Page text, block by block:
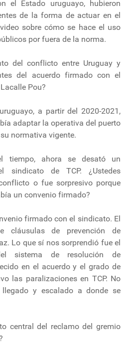
el Estado uruguayo, hubieron
de la forma de actuar en el
sobre cómo se hace el uso
por fuera de la norma.
del conflicto entre Uruguay y
del acuerdo firmado con el
Pou?
a partir del 2020-2021,
adaptar la operativa del puerto
normativa vigente.
tiempo, ahora se desató un
sindicato de TCP. ¿Ustedes
o fue sorpresivo porque
un convenio firmado?
firmado con el sindicato. El
cláusulas de prevención de
Lo que sí nos sorprendió fue el
sistema de resolución de
en el acuerdo y el grado de
las paralizaciones en TCP. No
llegado y escalado a donde se
central del reclamo del gremio